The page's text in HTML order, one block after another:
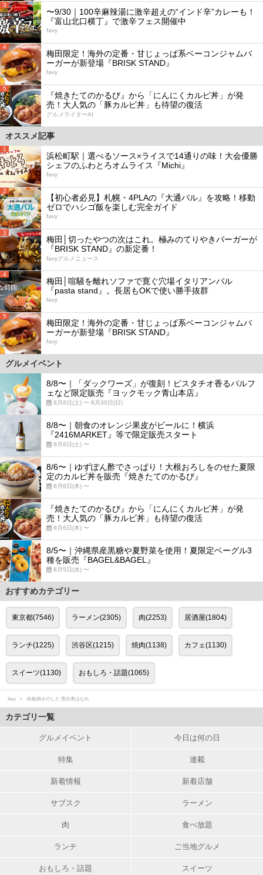
3
〜9/30｜100辛麻辣湯に激辛超えの“インド辛”カレーも！
『富山北口横丁』で激辛フェス開催中
favy
4
梅田限定！海外の定番・甘じょっぱ系ベーコンジャムバ
ーガーが新登場『BRISK STAND』
favy
5
『焼きたてのかるび』から「にんにくカルビ丼」が発
売！大人気の「豚カルビ丼」も待望の復活
グルメライターAI
オススメ記事
1
浜松町駅｜選べるソース×ライスで14通りの味！大会優勝
シェフのふわとろオムライス『Michi』
favy
2
【初心者必見】札幌・4PLAの『大通バル』を攻略！移動
ゼロでハシゴ飯を楽しむ完全ガイド
favy
3
梅田│切ったやつの次はこれ。極みのてりやきバーガーが
『BRISK STAND』の新定番！
favyグルメニュース
4
梅田│喧騒を離れソファで寛ぐ穴場イタリアンバル
『pasta stand』。長居もOKで使い勝手抜群
favy
5
梅田限定！海外の定番・甘じょっぱ系ベーコンジャムバ
ーガーが新登場『BRISK STAND』
favy
グルメイベント
8/8〜｜「ダックワーズ」が復刻！ピスタチオ香るパルフ
ェなど限定販売『ヨックモック青山本店』
8月8日(土) 〜 8月30日(日)
8/8〜｜朝食のオレンジ果皮がビールに！横浜
『2416MARKET』等で限定販売スタート
8月8日(土) 〜
8/6〜｜ゆずぽん酢でさっぱり！大根おろしをのせた夏限
定のカルビ丼を販売『焼きたてのかるび』
8月6日(木) 〜
『焼きたてのかるび』から「にんにくカルビ丼」が発
売！大人気の「豚カルビ丼」も待望の復活
8月6日(木) 〜
8/5〜｜沖縄県産黒糖や夏野菜を使用！夏限定ベーグル3
種を販売『BAGEL&BAGEL』
8月5日(水) 〜
おすすめカテゴリー
東京都(7546) ラーメン(2305) 肉(2253) 居酒屋(1804)
ランチ(1225) 渋谷区(1215) 焼肉(1138) カフェ(1130)
スイーツ(1130) おもしろ・話題(1065)
favy 鉄板鍋きのした 恵比寿はなれ
カテゴリ一覧
グルメイベント 今日は何の日
特集 連載
新着情報 新着店舗
サブスク ラーメン
肉 食べ放題
ランチ ご当地グルメ
おもしろ・話題 スイーツ